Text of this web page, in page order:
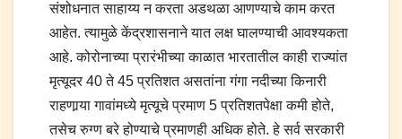
संशोधनात साहाय्य न करता अडथळा आणण्याचे काम करत
आहेत. त्यामुळे केंद्रशासनाने यात लक्ष घालण्याची आवश्यकता
आहे. कोरोनाच्या प्रारंभीच्या काळात भारतातील काही राज्यांत
मृत्यूदर 40 ते 45 प्रतिशत असतांना गंगा नदीच्या किनारी
राहणार्‍या गावांमध्ये मृत्यूचे प्रमाण 5 प्रतिशतपेक्षा कमी होते,
तसेच रुग्ण बरे होण्याचे प्रमाणही अधिक होते. हे सर्व सरकारी